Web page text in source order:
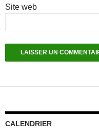
Site web
CALENDRIER